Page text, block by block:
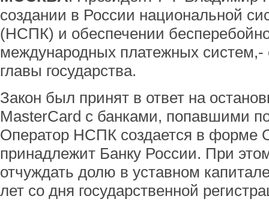
создании в России национальной
(НСПК) и обеспечении
международных платежных систем,-
главы государства.
Закон был принят в ответ на
MasterCard с банками, попавшими
Оператор НСПК создается в форме
принадлежит Банку России. При
отчуждать долю в уставном
лет со дня государственной